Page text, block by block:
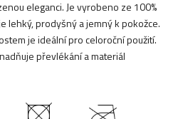
eleganci. Je vyrobeno ze 100%
lehký, prodyšný a jemný k pokožce.
je ideální pro celoroční použití.
převlékání a materiál